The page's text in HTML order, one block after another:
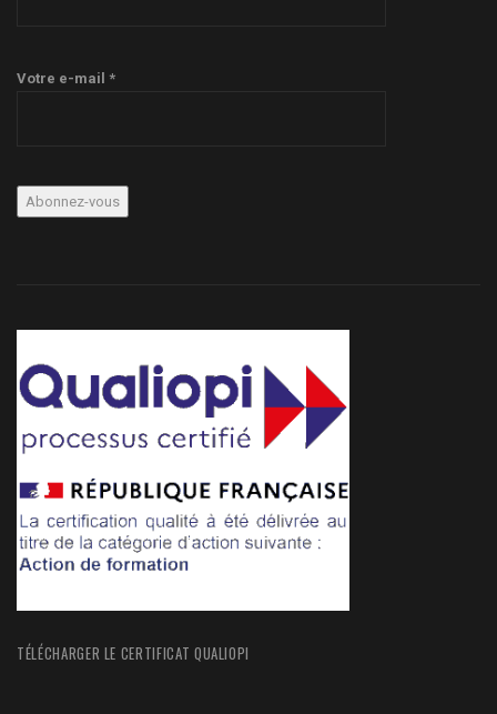
Votre e-mail *
TÉLÉCHARGER LE CERTIFICAT QUALIOPI